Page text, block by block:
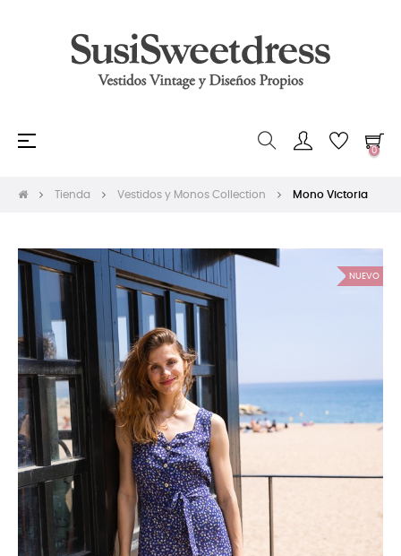
Navegación
☰
0
Tienda Vestidos y Monos Collection Mono Victoria
NUEVO